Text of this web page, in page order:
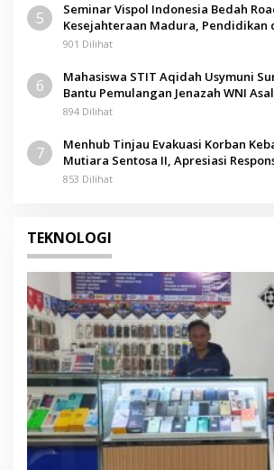
5
Seminar Vispol Indonesia Bedah
Kesejahteraan Madura, Pendidikan
Kunci
901 Dilihat
6
Mahasiswa STIT Aqidah Usymuni
Bantu Pemulangan Jenazah WNI
894 Dilihat
7
Menhub Tinjau Evakuasi Korban
Mutiara Sentosa II, Apresiasi
Sumenep
853 Dilihat
TEKNOLOGI